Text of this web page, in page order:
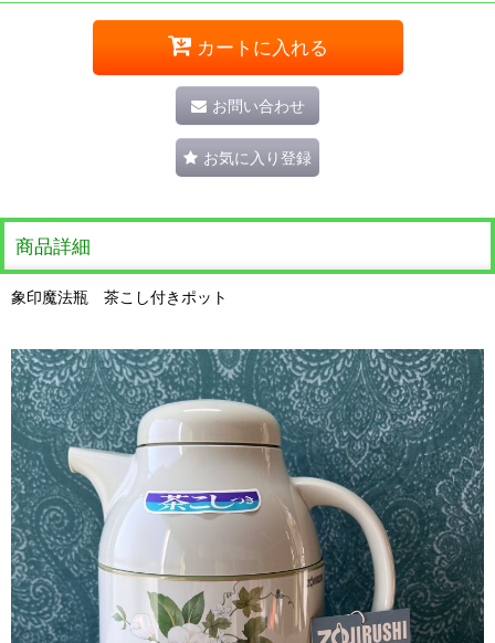
カートに入れる
お問い合わせ
お気に入り登録
商品詳細
象印魔法瓶 茶こし付きポット